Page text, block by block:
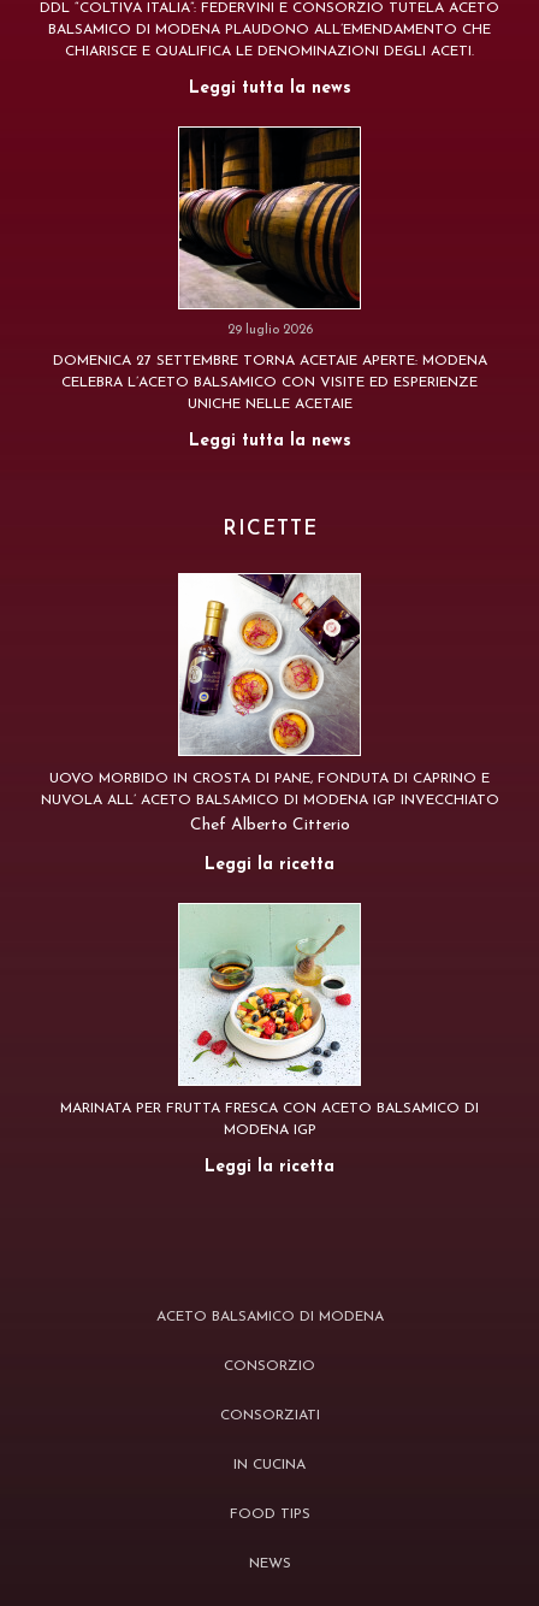
DDL “COLTIVA ITALIA”: FEDERVINI E CONSORZIO TUTELA ACETO
BALSAMICO DI MODENA PLAUDONO ALL’EMENDAMENTO CHE
CHIARISCE E QUALIFICA LE DENOMINAZIONI DEGLI ACETI.
Leggi tutta la news
29 luglio 2026
DOMENICA 27 SETTEMBRE TORNA ACETAIE APERTE: MODENA
CELEBRA L’ACETO BALSAMICO CON VISITE ED ESPERIENZE
UNICHE NELLE ACETAIE
Leggi tutta la news
RICETTE
UOVO MORBIDO IN CROSTA DI PANE, FONDUTA DI CAPRINO E
NUVOLA ALL’ ACETO BALSAMICO DI MODENA IGP INVECCHIATO
Chef Alberto Citterio
Leggi la ricetta
MARINATA PER FRUTTA FRESCA CON ACETO BALSAMICO DI
MODENA IGP
Leggi la ricetta
ACETO BALSAMICO DI MODENA
CONSORZIO
CONSORZIATI
IN CUCINA
FOOD TIPS
NEWS